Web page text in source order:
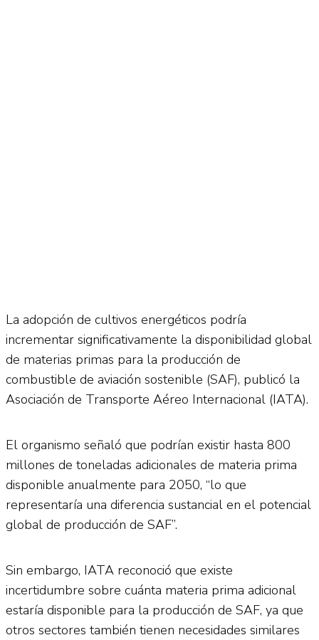
La adopción de cultivos energéticos podría
incrementar significativamente la disponibilidad global
de materias primas para la producción de
combustible de aviación sostenible (SAF), publicó la
Asociación de Transporte Aéreo Internacional (IATA).
El organismo señaló que podrían existir hasta 800
millones de toneladas adicionales de materia prima
disponible anualmente para 2050, “lo que
representaría una diferencia sustancial en el potencial
global de producción de SAF”.
Sin embargo, IATA reconoció que existe
incertidumbre sobre cuánta materia prima adicional
estaría disponible para la producción de SAF, ya que
otros sectores también tienen necesidades similares